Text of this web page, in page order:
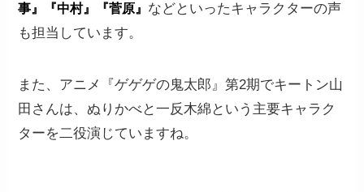
事』『中村』『菅原』 などといったキャラクターの声
も担当しています。
また、アニメ『ゲゲゲの鬼太郎』第2期でキートン山
田さんは、ぬりかべと一反木綿という主要キャラク
ターを二役演じていますね。